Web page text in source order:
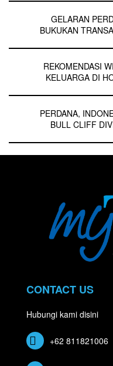
GELARAN
BUKUKAN
REKOMENDASI
KELUARGA DI
PERDANA,
BULL CLIFF
CONTACT US
Hubungi kami disini
+62 811821006